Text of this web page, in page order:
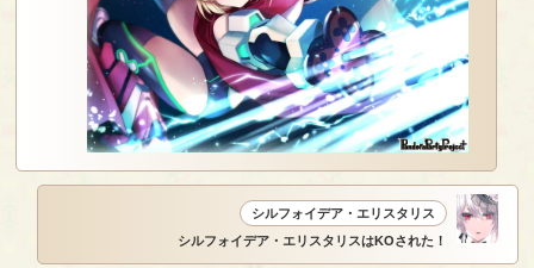
シルフォイデア・エリスタリス
シルフォイデア・エリスタリスはKOされた！